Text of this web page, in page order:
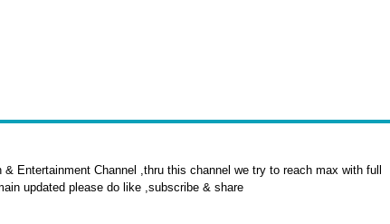
Entertainment Channel ,thru this channel we try to reach max with full
updated please do like ,subscribe & share